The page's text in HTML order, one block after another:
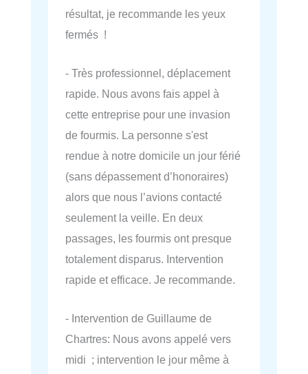
résultat, je recommande les yeux
fermés !
- Très professionnel, déplacement
rapide. Nous avons fais appel à
cette entreprise pour une invasion
de fourmis. La personne s'est
rendue à notre domicile un jour férié
(sans dépassement d’honoraires)
alors que nous l’avions contacté
seulement la veille. En deux
passages, les fourmis ont presque
totalement disparus. Intervention
rapide et efficace. Je recommande.
- Intervention de Guillaume de
Chartres: Nous avons appelé vers
midi ; intervention le jour même à